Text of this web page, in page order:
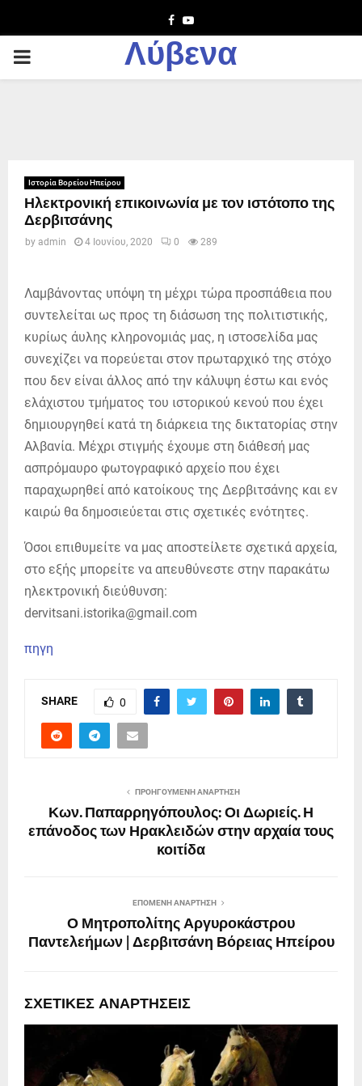
Facebook
Youtube
PRIMARY
Λύβενα
Ιστορία Βορείου Ηπείρου
Ηλεκτρονική επικοινωνία με τον ιστότοπο της
Δερβιτσάνης
by admin 4 Ιουνίου, 2020 0 289
Λαμβάνοντας υπόψη τη μέχρι τώρα προσπάθεια που
συντελείται ως προς τη διάσωση της πολιτιστικής,
κυρίως άυλης κληρονομιάς μας, η ιστοσελίδα μας
συνεχίζει να πορεύεται στον πρωταρχικό της στόχο
που δεν είναι άλλος από την κάλυψη έστω και ενός
ελάχιστου τμήματος του ιστορικού κενού που έχει
δημιουργηθεί κατά τη διάρκεια της δικτατορίας στην
Αλβανία. Μέχρι στιγμής έχουμε στη διάθεσή μας
ασπρόμαυρο φωτογραφικό αρχείο που έχει
παραχωρηθεί από κατοίκους της Δερβιτσάνης και εν
καιρώ θα δημοσιεύεται στις σχετικές ενότητες.
Όσοι επιθυμείτε να μας αποστείλετε σχετικά αρχεία,
στο εξής μπορείτε να απευθύνεστε στην παρακάτω
ηλεκτρονική διεύθυνση:
dervitsani.istorika@gmail.com
πηγη
SHARE 0
ΠΡΟΗΓΟΎΜΕΝΗ ΑΝΆΡΤΗΣΗ
Κων. Παπαρρηγόπουλος: Οι Δωριείς. Η
επάνοδος των Ηρακλειδών στην αρχαία τους
κοιτίδα
ΕΠΌΜΕΝΗ ΑΝΆΡΤΗΣΗ
Ο Μητροπολίτης Αργυροκάστρου
Παντελεήμων | Δερβιτσάνη Βόρειας Ηπείρου
ΣΧΕΤΙΚΈΣ ΑΝΑΡΤΉΣΕΙΣ